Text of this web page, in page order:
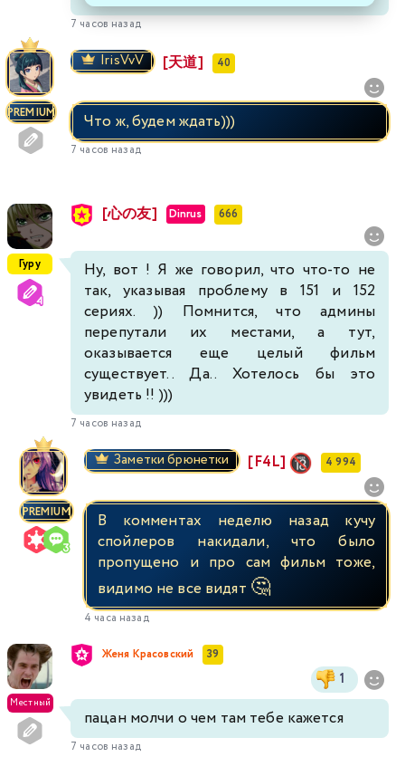
7 часов назад
PREMIUM
IrisVvV [天道] 40
Что ж, будем ждать)))
7 часов назад
Гуру
[心の友] Dinrus 666
Ну, вот ! Я же говорил, что что-то не
так, указывая проблему в 151 и 152
сериях. )) Помнится, что админы
перепутали их местами, а тут,
оказывается еще целый фильм
существует.. Да.. Хотелось бы это
увидеть !! )))
7 часов назад
PREMIUM
Заметки брюнетки [F4L] 4 994
В комментах неделю назад кучу
спойлеров накидали, что было
пропущено и про сам фильм тоже,
видимо не все видят 🤔
4 часа назад
Местный
Женя Красовский 39
1
пацан молчи о чем там тебе кажется
7 часов назад